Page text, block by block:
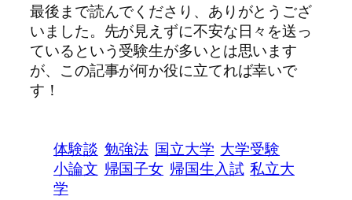
最後まで読んでくださり、ありがとうござ
いました。先が見えずに不安な日々を送っ
ているという受験生が多いとは思います
が、この記事が何か役に立てれば幸いで
す！
体験談 勉強法 国立大学 大学受験
小論文 帰国子女 帰国生入試 私立大
学